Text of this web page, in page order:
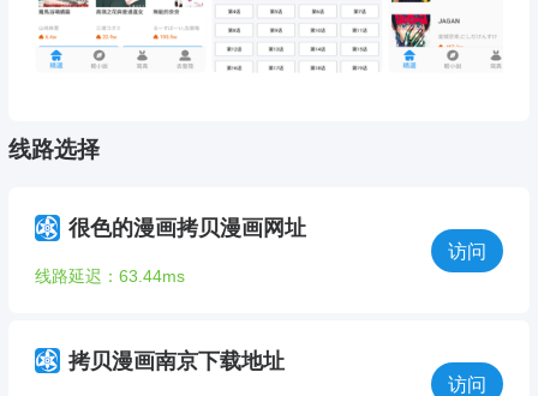
线路选择
很色的漫画拷贝漫画网址
线路延迟：63.44ms
访问
拷贝漫画南京下载地址
访问